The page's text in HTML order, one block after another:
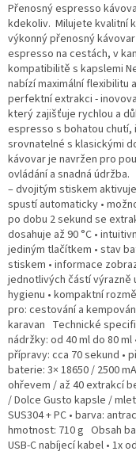
Přenosný espresso
kdekoliv. Milujete kvalitní
výkonný přenosný
espresso na cestách, v
kompatibilitě s kapslemi
nabízí maximální flexibilitu
perfektní extrakci -
který zajišťuje rychlou a
espresso s bohatou chutí,
srovnatelné s klasickými
kávovar je navržen pro
ovládání a snadná
– dvojitým stiskem
spustí automaticky •
po dobu 2 sekund se
dosahuje až 90 °C •
jediným tlačítkem • stav
stiskem • informace
jednotlivých částí výrazně
hygienu • kompaktní
pro: cestování a
karavan Technické
nádržky: od 40 ml do 80 ml
přípravy: cca 70 sekund •
baterie: 3× 18650 / 2500
ohřevem / až 40 extrakcí
/ Dolce Gusto kapsle /
SUS304 + PC • barva:
hmotnost: 710 g Obsah
USB-C nabíjecí kabel • 1x